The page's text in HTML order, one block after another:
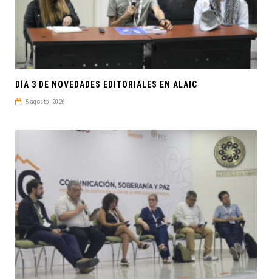
DÍA 3 DE NOVEDADES EDITORIALES EN ALAIC
5 agosto, 2026